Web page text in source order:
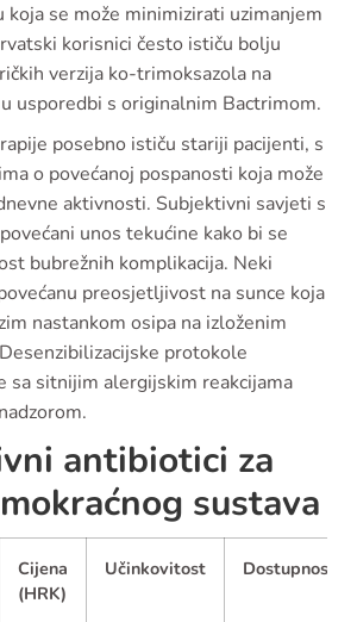
koja se može minimizirati uzimanjem
korisnici često ističu bolju
verzija ko-trimoksazola na
usporedbi s originalnim Bactrimom.
posebno ističu stariji pacijenti, s
o povećanoj pospanosti koja može
aktivnosti. Subjektivni savjeti s
unos tekućine kako bi se
bubrežnih komplikacija. Neki
preosjetljivost na sunce koja
nastankom osipa na izloženim
protokole
sa sitnijim alergijskim reakcijama
antibiotici za
sustava
Cijena
(HRK)
Učinkovitost Dostupnost